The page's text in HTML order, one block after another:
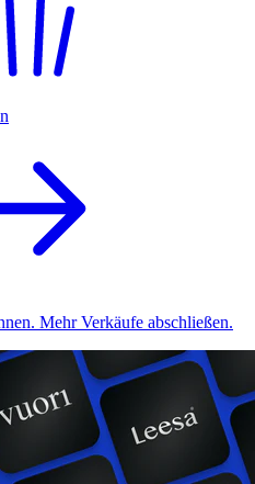
Mehr Verkäufe abschließen.